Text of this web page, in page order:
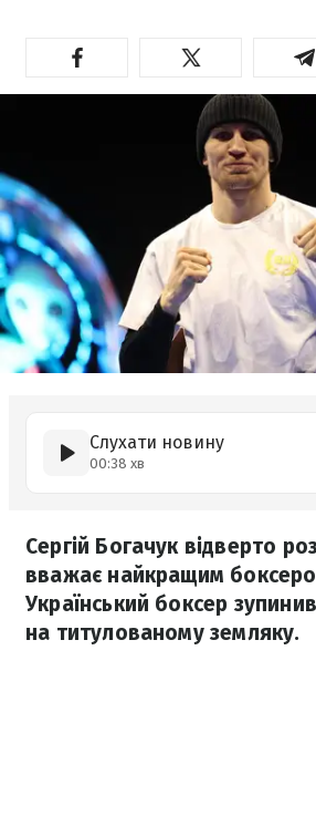
Слухати новину
00:38 хв
Сергій Богачук відверто
вважає найкращим
Український боксер
на титулованому земляку.